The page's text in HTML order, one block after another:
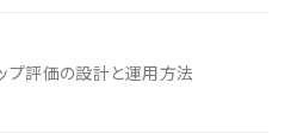
プ評価の設計と運用方法